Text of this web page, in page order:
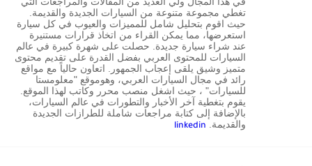
تغطي مجموعة متنوعة من السيارات الجديدة والقديمة.
حيث اقوم بتحليل شامل للمميزات والعيوب في كل سيارة
استعرضها، مما يمكن القراء من اتخاذ قرارات مستنيرة
عند شراء سيارة جديدة. حصلت على شهرة كبيرة في عالم
السيارات للمحتوى العربي بفضل القدرة على تقديم محتوى
متميز وشيق يلقى إعجاب الجمهور. اتعاون حالياً مع مواقع
رائد في مجال السيارات العربي، وهوموقع "معلومستا
للسيارات" ، حيث اشغل منصب محرر وكاتب لهذا الموقع.
يقوم بتغطية آخر الأخبار والتطورات في عالم السيارات،
بالإضافة إلى كتابة مراجعات شاملة للطرازات الجديدة
والقديمة. linkedin